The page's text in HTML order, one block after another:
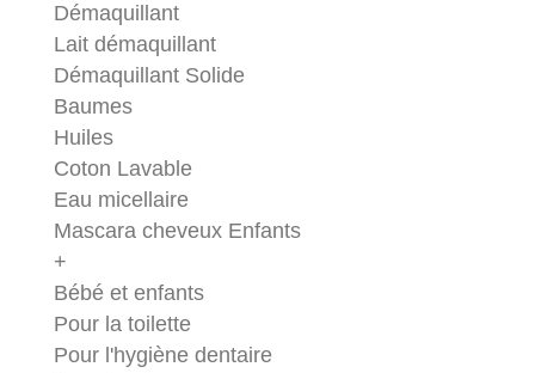
Démaquillant
Lait démaquillant
Démaquillant Solide
Baumes
Huiles
Coton Lavable
Eau micellaire
Mascara cheveux Enfants
+
Bébé et enfants
Pour la toilette
Pour l'hygiène dentaire